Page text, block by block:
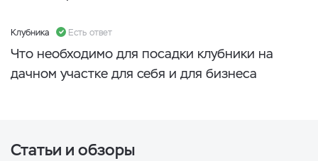
Клубника Есть ответ
Что необходимо для посадки клубники на
дачном участке для себя и для бизнеса
Статьи и обзоры